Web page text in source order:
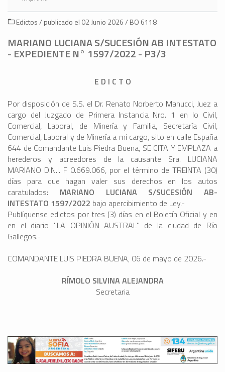
Edictos / publicado el 02 Junio 2026 / BO 6118
MARIANO LUCIANA S/SUCESIÓN AB INTESTATO
- EXPEDIENTE N° 1597/2022 - P3/3
E D I C T O
Por disposición de S.S. el Dr. Renato Norberto Manucci, Juez a
cargo del Juzgado de Primera Instancia Nro. 1 en lo Civil,
Comercial, Laboral, de Minería y Familia, Secretaría Civil,
Comercial, Laboral y de Minería a mi cargo, sito en calle España
644 de Comandante Luis Piedra Buena, SE CITA Y EMPLAZA a
herederos y acreedores de la causante Sra. LUCIANA
MARIANO D.N.I. F 0.669.066, por el término de TREINTA (30)
días para que hagan valer sus derechos en los autos
caratulados: MARIANO LUCIANA S/SUCESIÓN AB-
INTESTATO 1597/2022 bajo apercibimiento de Ley.-
Publíquense edictos por tres (3) días en el Boletín Oficial y en
en el diario "LA OPINIÓN AUSTRAL" de la ciudad de Río
Gallegos.-
COMANDANTE LUIS PIEDRA BUENA, 06 de mayo de 2026.-
RÍMOLO SILVINA ALEJANDRA
Secretaria